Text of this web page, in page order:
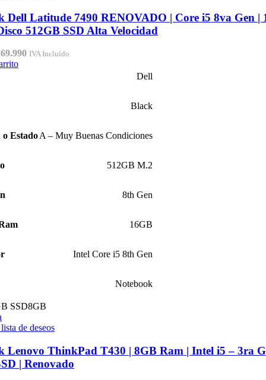
Dell Latitude 7490 RENOVADO | Core i5 8va Gen |
512GB SSD Alta Velocidad
ElIVA Incluído
Dell
Black
EstadoA – Muy Buenas Condiciones
512GB M.2
8th Gen
16GB
Intel Core i5 8th Gen
Notebook
SSD8GB
de deseos
Lenovo ThinkPad T430 | 8GB Ram | Intel i5 – 3ra
| Renovado